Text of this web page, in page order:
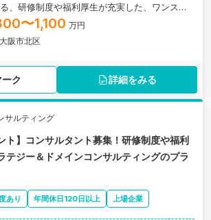
、研修制度や福利厚生が充実した、ワンスト
で拡大成長中の税理士法人の求人です。
〜1,100 万円
阪市北区
ク 詳細をみる
サルティング
ト】コンサルタント募集！研修制度や福利
テジー＆ドメインコンサルティングのプラ
あり 年間休日120日以上 上場企業